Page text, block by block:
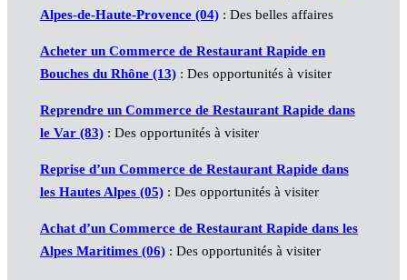
Alpes-de-Haute-Provence (04): Des belles affaires
Acheter un Commerce de Restaurant Rapideen
Bouches du Rhône (13): Des opportunités à visiter
Reprendre un Commerce de Restaurant Rapidedans
le Var (83): Des opportunités à visiter
Reprise d’un Commerce de Restaurant Rapidedans
les Hautes Alpes (05): Des opportunités à visiter
Achat d’un Commerce de Restaurant Rapidedans les
Alpes Maritimes (06): Des opportunités à visiter